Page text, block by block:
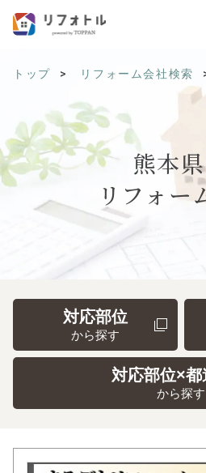
トップ リフォーム会社検索
熊本
リフォー
対応部位
から探す
対応部位×都
から探す